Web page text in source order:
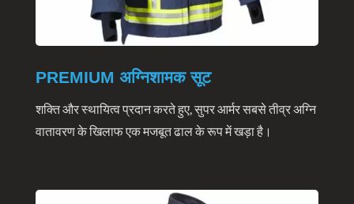
PREMIUM अग्निशामक सूट
शक्ति और स्थायित्व प्रदान करते हुए, सुपर आर्मर सबसे तीव्र अग्नि
वातावरण के खिलाफ एक मजबूत ढाल के रूप में खड़ा है।